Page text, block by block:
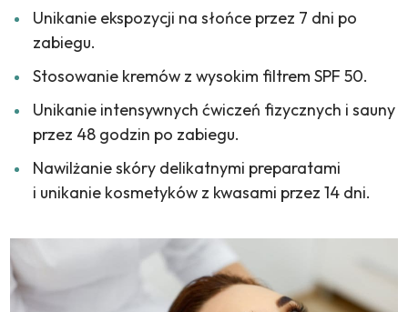
Unikanie ekspozycji na słońce przez 7 dni po
zabiegu.
Stosowanie kremów z wysokim filtrem SPF 50.
Unikanie intensywnych ćwiczeń fizycznych i sauny
przez 48 godzin po zabiegu.
Nawilżanie skóry delikatnymi preparatami
i unikanie kosmetyków z kwasami przez 14 dni.